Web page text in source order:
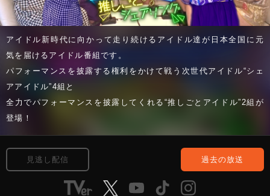
アイドル新時代に向かって走り続けるアイドル達が日本全国に元
気を届けるアイドル番組です。
パフォーマンスを披露する権利をかけて戦う次世代アイドル“シェ
アアイドル”4組と
全力でパフォーマンスを披露してくれる“推しごとアイドル”2組が
登場！
見逃し配信 過去の放送